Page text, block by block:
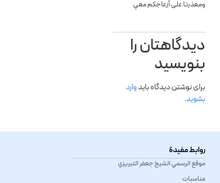
ومعذرتا على أزعاجكم معي
دیدگاهتان را
بنویسید
برای نوشتن دیدگاه بایدوارد
بشوید.
روابط مفيدة
موقع الرسمي الشیخ جعفر التبريزي
مناسبات